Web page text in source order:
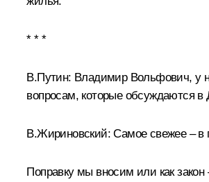
* * *
В.Путин: Владимир Вольфович, у
вопросам, которые обсуждаются в
В.Жириновский: Самое свежее – в
Поправку мы вносим или как